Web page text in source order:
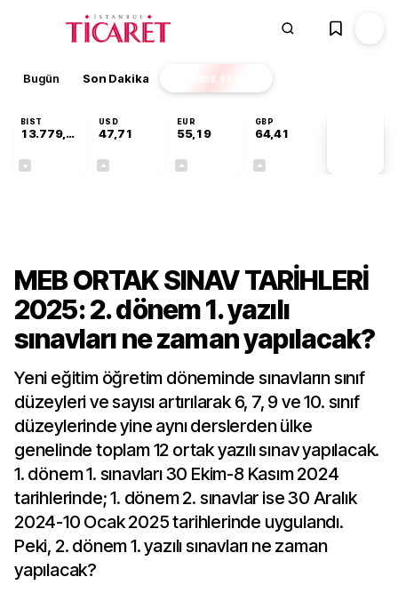
Bugün Son Dakika Finans EKSTRA
BIST
13.779,39
USD
47,71
EUR
55,19
GBP
64,41
MEB ORTAK SINAV TARİHLERİ
2025: 2. dönem 1. yazılı
sınavları ne zaman yapılacak?
Yeni eğitim öğretim döneminde sınavların sınıf
düzeyleri ve sayısı artırılarak 6, 7, 9 ve 10. sınıf
düzeylerinde yine aynı derslerden ülke
genelinde toplam 12 ortak yazılı sınav yapılacak.
1. dönem 1. sınavları 30 Ekim-8 Kasım 2024
tarihlerinde; 1. dönem 2. sınavlar ise 30 Aralık
2024-10 Ocak 2025 tarihlerinde uygulandı.
Peki, 2. dönem 1. yazılı sınavları ne zaman
yapılacak?